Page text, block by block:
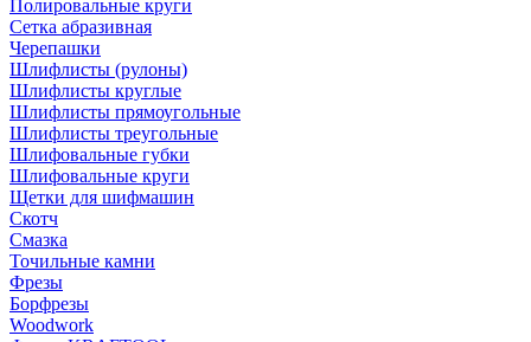
Полировальные круги
Сетка абразивная
Черепашки
Шлифлисты (рулоны)
Шлифлисты круглые
Шлифлисты прямоугольные
Шлифлисты треугольные
Шлифовальные губки
Шлифовальные круги
Щетки для шифмашин
Скотч
Смазка
Точильные камни
Фрезы
Борфрезы
Woodwork